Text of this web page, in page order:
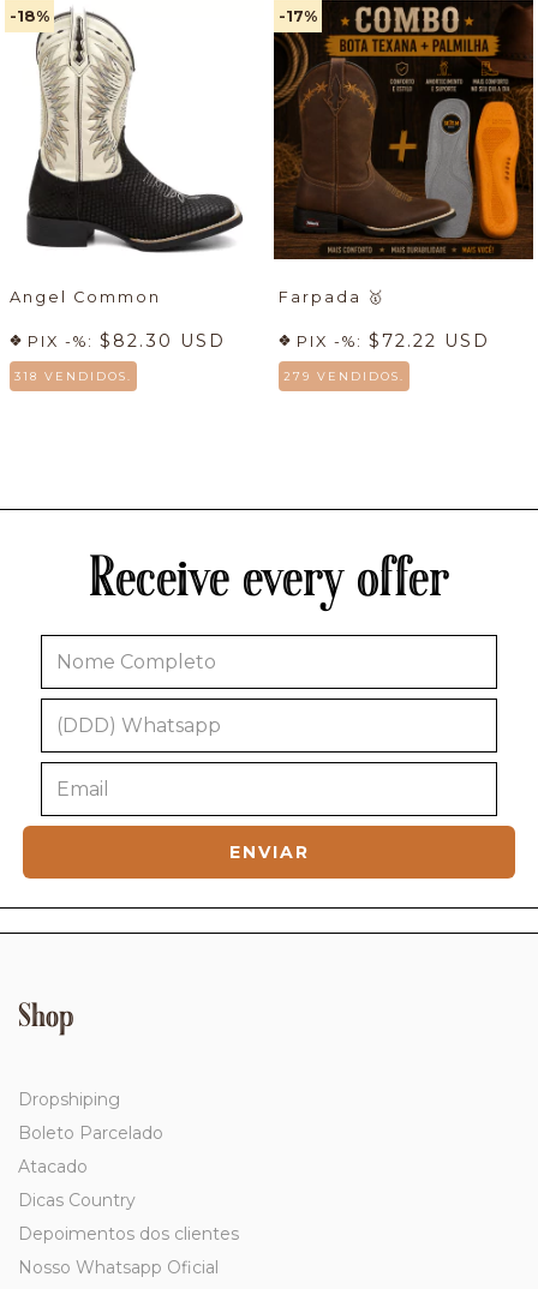
-18%
Angel Common
PIX -%: $82.30 USD
318 VENDIDOS.
-17%
Farpada 🥇
PIX -%: $72.22 USD
279 VENDIDOS.
Receive every offer
Shop
Dropshiping
Boleto Parcelado
Atacado
Dicas Country
Depoimentos dos clientes
Nosso Whatsapp Oficial